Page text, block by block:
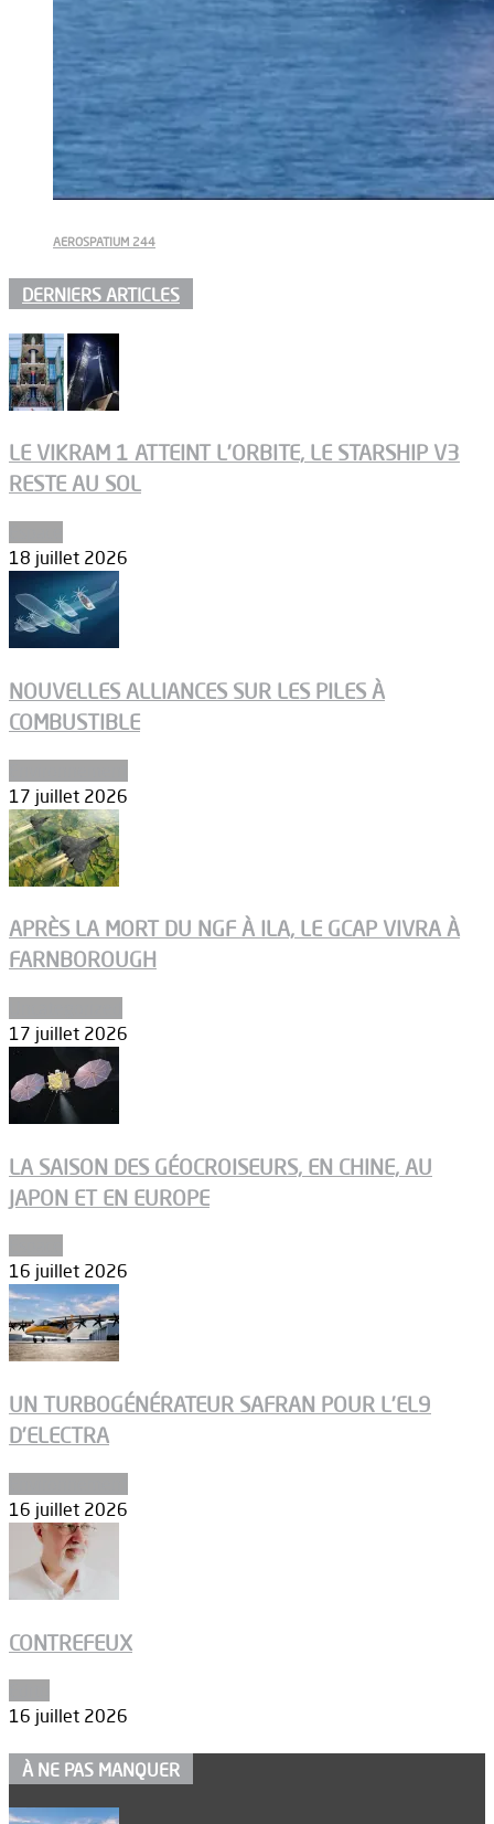
AEROSPATIUM 244
DERNIERS ARTICLES
LE VIKRAM 1 ATTEINT L’ORBITE, LE STARSHIP V3
RESTE AU SOL
18 juillet 2026
NOUVELLES ALLIANCES SUR LES PILES À
COMBUSTIBLE
17 juillet 2026
APRÈS LA MORT DU NGF À ILA, LE GCAP VIVRA À
FARNBOROUGH
17 juillet 2026
LA SAISON DES GÉOCROISEURS, EN CHINE, AU
JAPON ET EN EUROPE
16 juillet 2026
UN TURBOGÉNÉRATEUR SAFRAN POUR L’EL9
D’ELECTRA
16 juillet 2026
CONTREFEUX
16 juillet 2026
À NE PAS MANQUER